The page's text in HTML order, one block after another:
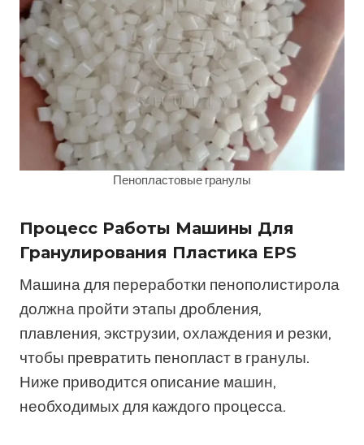
Пенопластовые гранулы
Процесс Работы Машины Для
Гранулирования Пластика EPS
Машина для переработки пенополистирола
должна пройти этапы дробления,
плавления, экструзии, охлаждения и резки,
чтобы превратить пенопласт в гранулы.
Ниже приводится описание машин,
необходимых для каждого процесса.